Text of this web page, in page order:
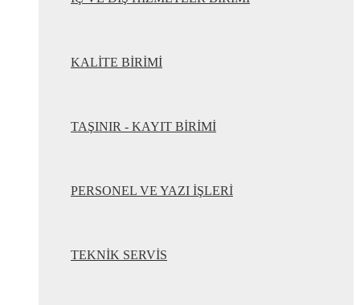
KALİTE BİRİMİ
TAŞINIR - KAYIT BİRİMİ
PERSONEL VE YAZI İŞLERİ
TEKNİK SERVİS